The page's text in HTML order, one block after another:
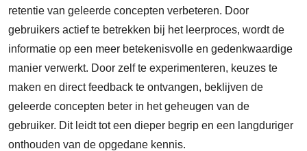
retentie van geleerde concepten verbeteren. Door
gebruikers actief te betrekken bij het leerproces, wordt de
informatie op een meer betekenisvolle en gedenkwaardige
manier verwerkt. Door zelf te experimenteren, keuzes te
maken en direct feedback te ontvangen, beklijven de
geleerde concepten beter in het geheugen van de
gebruiker. Dit leidt tot een dieper begrip en een langduriger
onthouden van de opgedane kennis.